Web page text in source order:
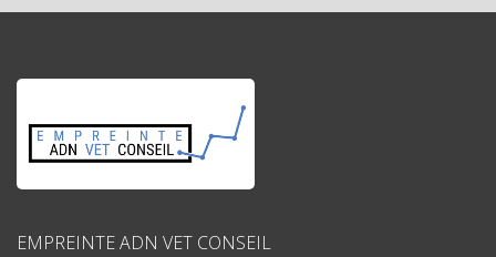
EMPREINTE ADN VET CONSEIL